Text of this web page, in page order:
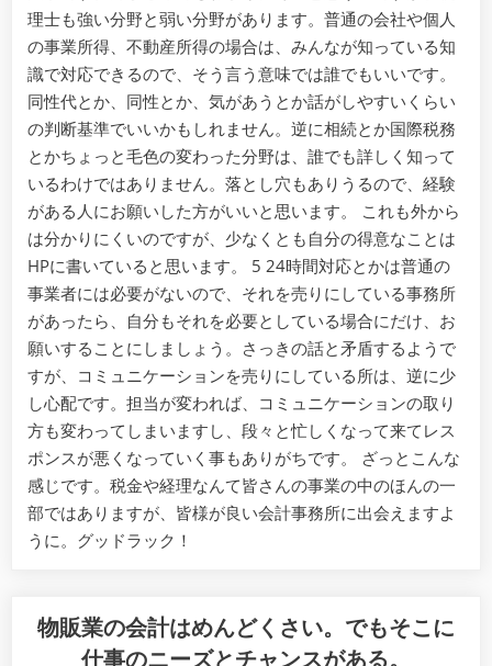
理士も強い分野と弱い分野があります。普通の会社や個人
の事業所得、不動産所得の場合は、みんなが知っている知
識で対応できるので、そう言う意味では誰でもいいです。
同性代とか、同性とか、気があうとか話がしやすいくらい
の判断基準でいいかもしれません。逆に相続とか国際税務
とかちょっと毛色の変わった分野は、誰でも詳しく知って
いるわけではありません。落とし穴もありうるので、経験
がある人にお願いした方がいいと思います。 これも外から
は分かりにくいのですが、少なくとも自分の得意なことは
HPに書いていると思います。 5 24時間対応とかは普通の
事業者には必要がないので、それを売りにしている事務所
があったら、自分もそれを必要としている場合にだけ、お
願いすることにしましょう。さっきの話と矛盾するようで
すが、コミュニケーションを売りにしている所は、逆に少
し心配です。担当が変われば、コミュニケーションの取り
方も変わってしまいますし、段々と忙しくなって来てレス
ポンスが悪くなっていく事もありがちです。 ざっとこんな
感じです。税金や経理なんて皆さんの事業の中のほんの一
部ではありますが、皆様が良い会計事務所に出会えますよ
うに。グッドラック！
物販業の会計はめんどくさい。でもそこに
仕事のニーズとチャンスがある。